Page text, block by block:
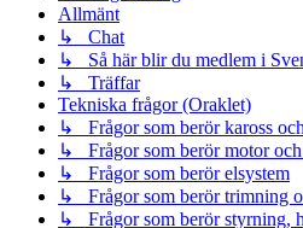
Allmänt
↳ Chat
↳ Så här blir du medlem i
↳ Träffar
Tekniska frågor (Oraklet)
↳ Frågor som berör kaross
↳ Frågor som berör motor
↳ Frågor som berör elsystem
↳ Frågor som berör trimning
↳ Frågor som berör styrning,